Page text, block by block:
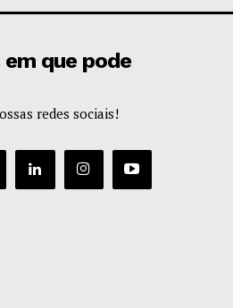
que pode
redes sociais!